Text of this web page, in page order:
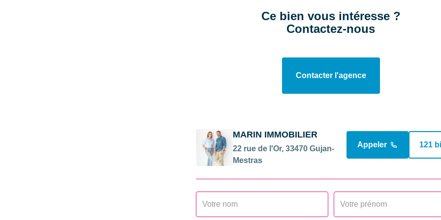
Ce bien vous intéresse ?
Contactez-nous
Contacter l'agence
MARIN IMMOBILIER
22 rue de l'Or, 33470 Gujan-
Mestras
Appeler 121